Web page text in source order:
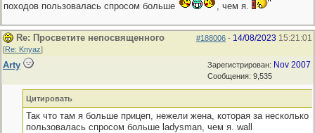
походов пользовалась спросом больше
, чем я.
#188006 - 14/08/2023 15:21:01
Re: Просветите непосвященного
[Re: Knyaz]
Зарегистрирован: Nov 2007
Сообщения: 9,535
Arty
Цитировать
Так что там я больше прицеп, нежели жена, которая за несколько
пользовалась спросом больше ladysman, чем я. wall